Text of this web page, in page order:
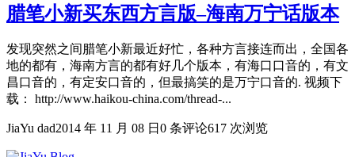
腊笔小新买东西方言版–海南万宁话版本
发现突然之间腊笔小新最近好忙，各种方言接连而出，全国各
地的都有，海南方言的都有好几个版本，有海口口音的，有文
昌口音的，有定安口音的，但最搞笑的是万宁口音的. 视频下
载： http://www.haikou-china.com/thread-...
JiaYu dad2014 年 11 月 08 日 0 条评论617 次浏览